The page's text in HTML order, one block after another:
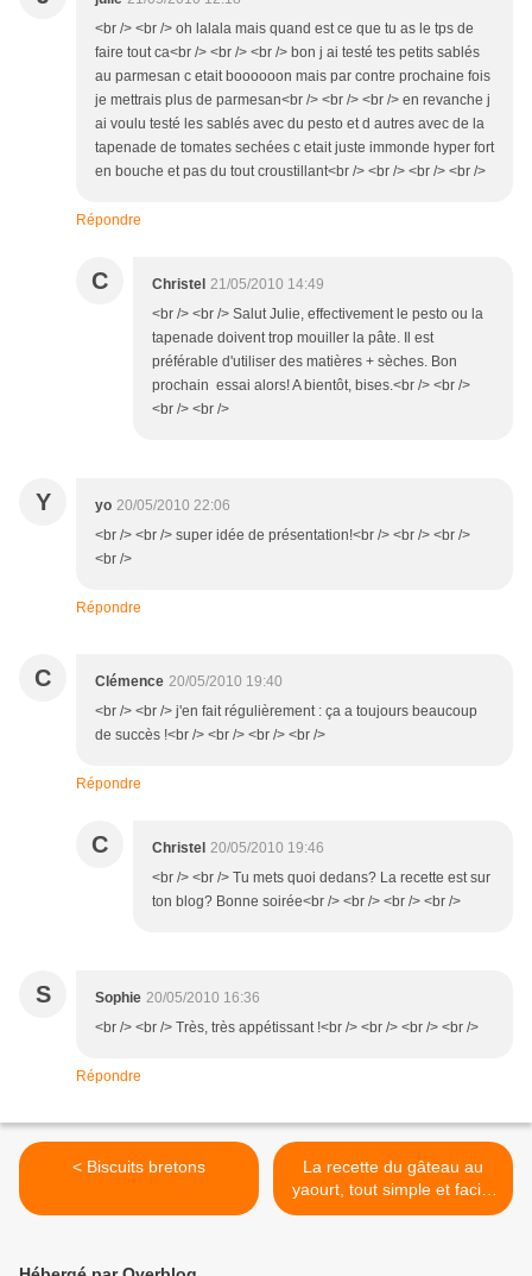
<br /> <br /> oh lalala mais quand est ce que tu as le tps de
faire tout ca<br /> <br /> <br /> bon j ai testé tes petits sablés
au parmesan c etait boooooon mais par contre prochaine fois
je mettrais plus de parmesan<br /> <br /> <br /> en revanche j
ai voulu testé les sablés avec du pesto et d autres avec de la
tapenade de tomates sechées c etait juste immonde hyper fort
en bouche et pas du tout croustillant<br /> <br /> <br /> <br />
Répondre
C Christel 21/05/2010 14:49
<br /> <br /> Salut Julie, effectivement le pesto ou la
tapenade doivent trop mouiller la pâte. Il est
préférable d'utiliser des matières + sèches. Bon
prochain essai alors! A bientôt, bises.<br /> <br />
<br /> <br />
Y yo 20/05/2010 22:06
<br /> <br /> super idée de présentation!<br /> <br /> <br />
<br />
Répondre
C Clémence 20/05/2010 19:40
<br /> <br /> j'en fait régulièrement : ça a toujours beaucoup
de succès !<br /> <br /> <br /> <br />
Répondre
C Christel 20/05/2010 19:46
<br /> <br /> Tu mets quoi dedans? La recette est sur
ton blog? Bonne soirée<br /> <br /> <br /> <br />
S Sophie 20/05/2010 16:36
<br /> <br /> Très, très appétissant !<br /> <br /> <br /> <br />
Répondre
< Biscuits bretons
La recette du gâteau au
yaourt, tout simple et facile
à réaliser. >